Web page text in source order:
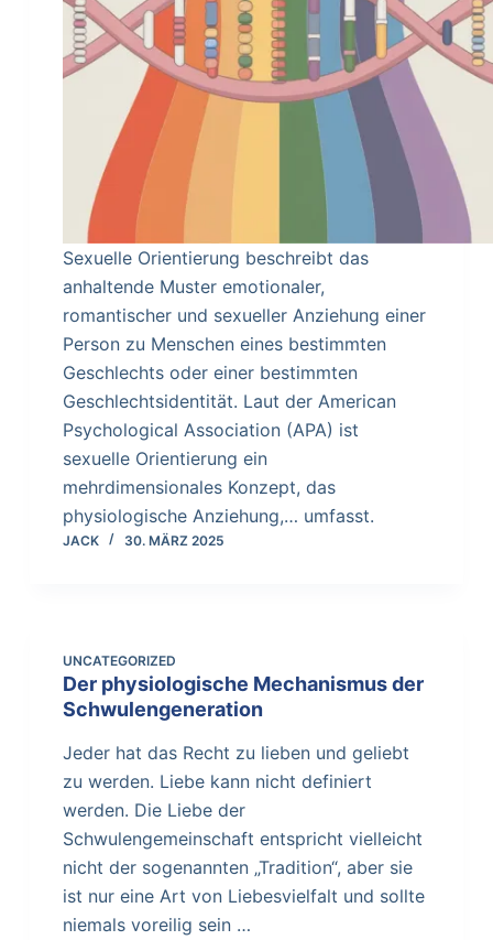
Sexuelle Orientierung beschreibt das
anhaltende Muster emotionaler,
romantischer und sexueller Anziehung einer
Person zu Menschen eines bestimmten
Geschlechts oder einer bestimmten
Geschlechtsidentität. Laut der American
Psychological Association (APA) ist
sexuelle Orientierung ein
mehrdimensionales Konzept, das
physiologische Anziehung,… umfasst.
JACK 30. MÄRZ 2025
UNCATEGORIZED
Der physiologische Mechanismus der
Schwulengeneration
Jeder hat das Recht zu lieben und geliebt
zu werden. Liebe kann nicht definiert
werden. Die Liebe der
Schwulengemeinschaft entspricht vielleicht
nicht der sogenannten „Tradition“, aber sie
ist nur eine Art von Liebesvielfalt und sollte
niemals voreilig sein …